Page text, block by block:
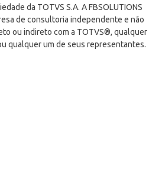
da TOTVS S.A. A FBSOLUTIONS
de consultoria independente e não
ou indireto com a TOTVS®, qualquer
qualquer um de seus representantes.